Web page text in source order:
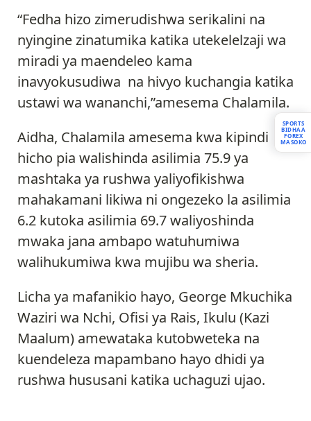
“Fedha hizo zimerudishwa serikalini na
nyingine zinatumika katika utekelelzaji wa
miradi ya maendeleo kama
inavyokusudiwa na hivyo kuchangia katika
ustawi wa wananchi,”amesema Chalamila.
Aidha, Chalamila amesema kwa kipindi
hicho pia walishinda asilimia 75.9 ya
mashtaka ya rushwa yaliyofikishwa
mahakamani likiwa ni ongezeko la asilimia
6.2 kutoka asilimia 69.7 waliyoshinda
mwaka jana ambapo watuhumiwa
walihukumiwa kwa mujibu wa sheria.
Licha ya mafanikio hayo, George Mkuchika
Waziri wa Nchi, Ofisi ya Rais, Ikulu (Kazi
Maalum) amewataka kutobweteka na
kuendeleza mapambano hayo dhidi ya
rushwa hususani katika uchaguzi ujao.
SPORTS
BIDHAA
FOREX
MASOKO